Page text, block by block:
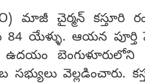
మాజీ చైర్మన్ కస్తూరి
84 యేళ్ళు. ఆయన పూర్తి
ఉదయం బెంగుళూరులోని
వెల్లడించారు.